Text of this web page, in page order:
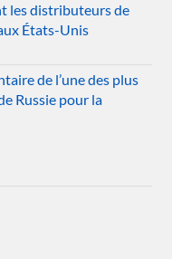
les distributeurs de
États-Unis
de l’une des plus
Russie pour la